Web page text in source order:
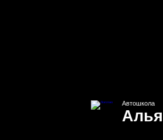
Автошкола